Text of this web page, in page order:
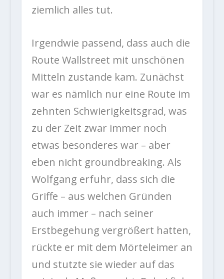
ziemlich alles tut.
Irgendwie passend, dass auch die
Route Wallstreet mit unschönen
Mitteln zustande kam. Zunächst
war es nämlich nur eine Route im
zehnten Schwierigkeitsgrad, was
zu der Zeit zwar immer noch
etwas besonderes war – aber
eben nicht groundbreaking. Als
Wolfgang erfuhr, dass sich die
Griffe – aus welchen Gründen
auch immer – nach seiner
Erstbegehung vergrößert hatten,
rückte er mit dem Mörteleimer an
und stutzte sie wieder auf das